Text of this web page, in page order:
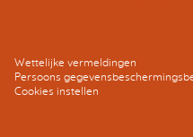
Wettelijke vermeldingen
Persoons
Cookies instellen